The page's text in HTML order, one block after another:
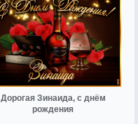
Дорогая Зинаида, с днём
рождения